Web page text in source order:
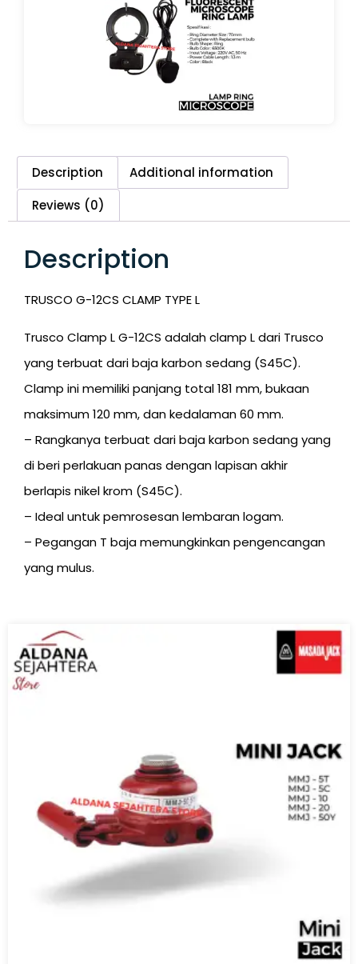
Description
Additional information
Reviews (0)
Description
TRUSCO G-12CS CLAMP TYPE L
Trusco Clamp L G-12CS adalah clamp L dari Trusco
yang terbuat dari baja karbon sedang (S45C).
Clamp ini memiliki panjang total 181 mm, bukaan
maksimum 120 mm, dan kedalaman 60 mm.
– Rangkanya terbuat dari baja karbon sedang yang
di beri perlakuan panas dengan lapisan akhir
berlapis nikel krom (S45C).
– Ideal untuk pemrosesan lembaran logam.
– Pegangan T baja memungkinkan pengencangan
yang mulus.